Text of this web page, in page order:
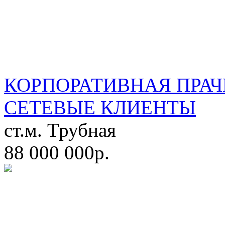
КОРПОРАТИВНАЯ
СЕТЕВЫЕ КЛИЕНТЫ
ст.м. Трубная
88 000 000р.